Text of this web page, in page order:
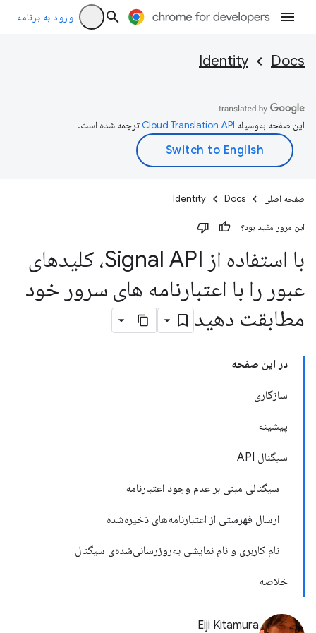
ورود به برنامه
Docs
Identity
این صفحه به‌وسیله ترجمه شده است.
صفحه اصلی Docs
Identity
این مرور مفید بود؟
با استفاده از Signal API، کلیدهای
عبور را با اعتبارنامه های سرور خود
مطابقت دهید
در این صفحه
سازگاری
پیشینه
سیگنال API
سیگنالی مبنی بر عدم وجود اعتبارنامه
ارسال فهرستی از اعتبارنامه‌های ذخیره‌شده
نام کاربری و نام نمایشی به‌روزرسانی‌شده‌ی سیگنال
خلاصه
Eiji Kitamura